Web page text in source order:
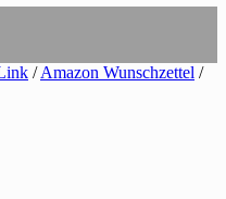
/Amazon Wunschzettel /